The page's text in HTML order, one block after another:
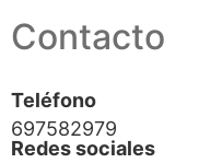
Contacto
Teléfono
697582979
Redes sociales